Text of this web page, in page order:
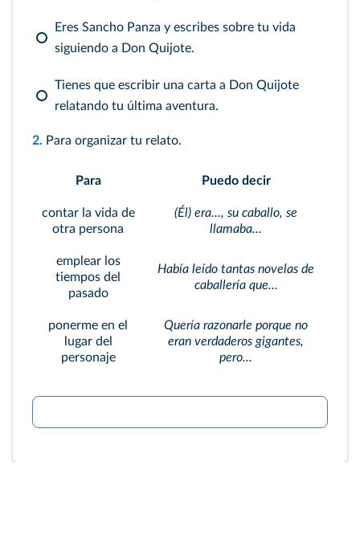
Eres Sancho Panza y escribes sobre tu vida
siguiendo a Don Quijote.
Tienes que escribir una carta a Don Quijote
relatando tu última aventura.
2. Para organizar tu relato.
Para Puedo decir
contar la vida de
otra persona
(Él) era..., su caballo, se
llamaba...
emplear los
tiempos del
pasado
Había leído tantas novelas de
caballería que...
ponerme en el
lugar del
personaje
Quería razonarle porque no
eran verdaderos gigantes,
pero...